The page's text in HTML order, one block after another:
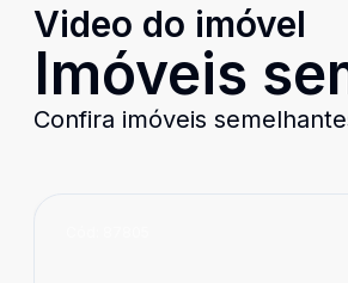
Video do imóvel
Imóveis
Confira imóveis